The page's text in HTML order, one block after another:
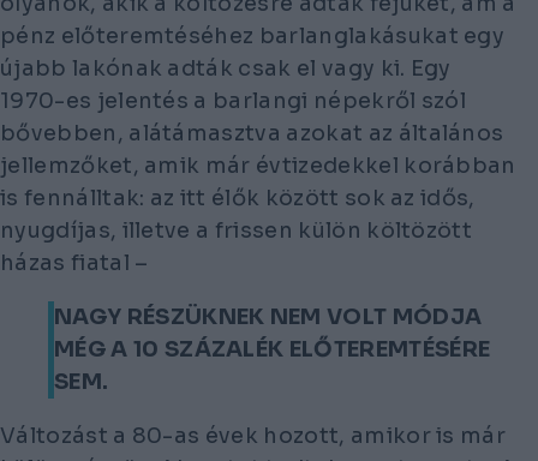
pénz előteremtéséhez barlanglakásukat egy
újabb lakónak adták csak el vagy ki. Egy
1970-es jelentés a barlangi népekről szól
bővebben, alátámasztva azokat az általános
jellemzőket, amik már évtizedekkel korábban
is fennálltak: az itt élők között sok az idős,
nyugdíjas, illetve a frissen külön költözött
házas fiatal –
NAGY RÉSZÜKNEK NEM VOLT MÓDJA
MÉG A 10 SZÁZALÉK ELŐTEREMTÉSÉRE
SEM.
Változást a 80-as évek hozott, amikor is már